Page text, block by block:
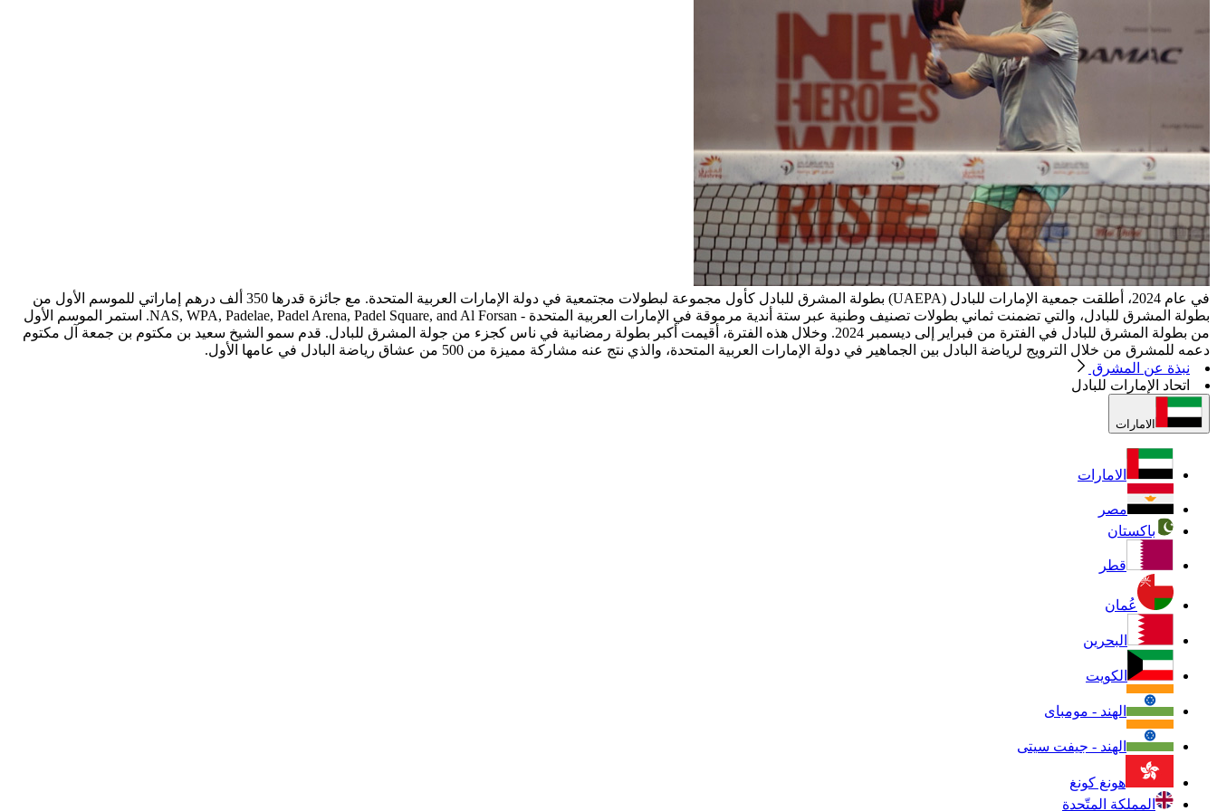
في عام 2024، أطلقت جمعية الإمارات للبادل (UAEPA) بطولة المشرق للبادل كأول مجموعة لبطولات مجتمعية في دولة الإمارات العربية المتحدة. مع جائزة قدرها 350 ألف درهم إماراتي للموسم الأول من
بطولة المشرق للبادل، والتي تضمنت ثماني بطولات تصنيف وطنية عبر ستة أندية مرموقة في الإمارات العربية المتحدة - NAS, WPA, Padelae, Padel Arena, Padel Square, and Al Forsan. استمر الموسم الأول
من بطولة المشرق للبادل في الفترة من فبراير إلى ديسمبر 2024. وخلال هذه الفترة، أقيمت أكبر بطولة رمضانية في ناس كجزء من جولة المشرق للبادل. قدم سمو الشيخ سعيد بن مكتوم بن جمعة آل مكتوم
دعمه للمشرق من خلال الترويج لرياضة البادل بين الجماهير في دولة الإمارات العربية المتحدة، والذي نتج عنه مشاركة مميزة من 500 من عشاق رياضة البادل في عامها الأول.
نبذة عن المشرق
اتحاد الإمارات للبادل
الامارات
الامارات
مصر
باكستان
قطر
عُمان
البحرين
الكويت
الهند - مومباى
الهند - جيفت سيتى
هونغ كونغ
المملكة المتّحدة